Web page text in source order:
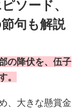
ソード、
句も解説
の降伏を、伍子
。
、大きな懸賞金